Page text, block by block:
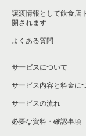
譲渡情報として飲食店
開されます
よくある質問
サービスについて
サービス内容と料金に
サービスの流れ
必要な資料・確認事項